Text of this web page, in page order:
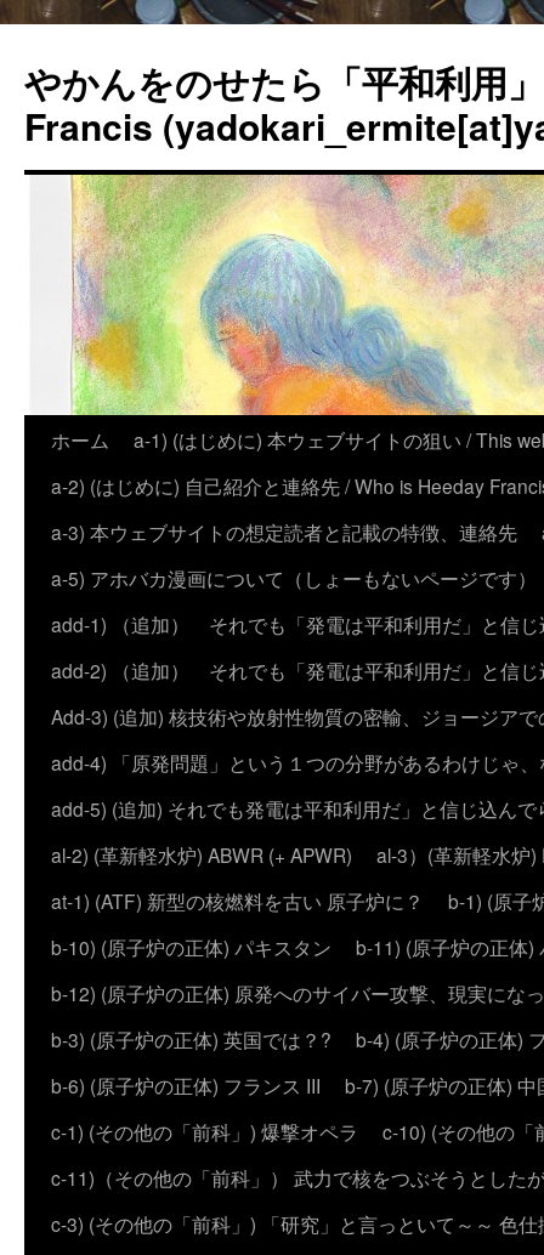
やかんをのせたら「平和利用
Francis
ホーム
a-1) (はじめに) 本ウェブサイトの狙い / This
a-2) (はじめに) 自己紹介と連絡先 / Who is Heeday
a-3) 本ウェブサイトの想定読者と記載の特徴、連絡先
a-5) アホバカ漫画について（しょーもないページです）
add-1) （追加） それでも「発電は平和利用だ」と信
add-2) （追加） それでも「発電は平和利用だ」と信
Add-3) (追加) 核技術や放射性物質の密輸、ジョージアで
add-4) 「原発問題」という１つの分野があるわけじゃ
add-5) (追加) それでも発電は平和利用だ」と信じ込ん
al-2) (革新軽水炉) ABWR (+ APWR)
al-3）(革新軽水炉)
at-1) (ATF) 新型の核燃料を古い 原子炉に？
b-1) (原子
b-10) (原子炉の正体) パキスタン
b-11) (原子炉の正体)
b-12) (原子炉の正体) 原発へのサイバー攻撃、現実にな
b-3) (原子炉の正体) 英国では？?
b-4) (原子炉の正体)
b-6) (原子炉の正体) フランス III
b-7) (原子炉の正体) 中
c-1) (その他の「前科」) 爆撃オペラ
c-10) (その他の「
c-11)（その他の「前科」） 武力で核をつぶそうとした
c-3) (その他の「前科」) 「研究」と言っといて～～ 色仕